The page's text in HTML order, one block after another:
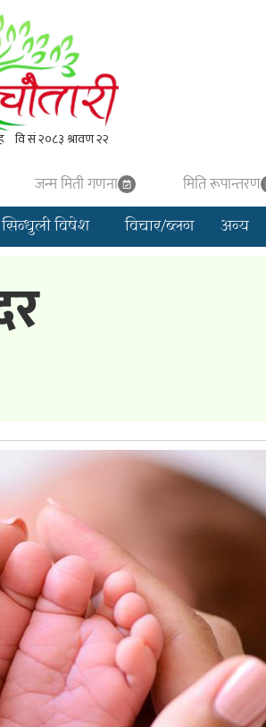
जन्म मिती गणना मिति रूपान्तरण
सिन्धुली विषेश विचार/ब्लग अन्य